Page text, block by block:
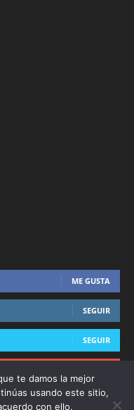
ME GUSTA
SEGUIR
SEGUIR
te damos la mejor
usando este sitio,
con ello.